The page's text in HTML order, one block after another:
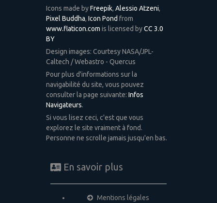
Icons made byFreepik, Alessio Atzeni,
Pixel Buddha, Icon Pond from
www.flaticon.com is licensed byCC 3.0
BY
Design images: Courtesy NASA/JPL-
Caltech / Webastro - Quercus
Pour plus d'informations sur la
navigabilité du site, vous pouvez
consulter la page suivante: Infos
Navigateurs.
Si vous lisez ceci, c'est que vous
explorez le site vraiment à fond.
Personne ne scrolle jamais jusqu'en bas.
En savoir plus
Mentions légales